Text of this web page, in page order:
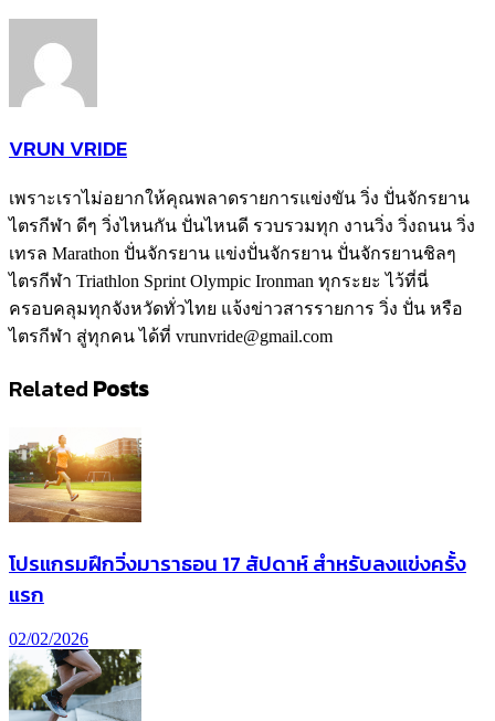
VRUN VRIDE
เพราะเราไม่อยากให้คุณพลาดรายการแข่งขัน วิ่ง ปั่นจักรยาน
ไตรกีฬา ดีๆ วิ่งไหนกัน ปั่นไหนดี รวบรวมทุก งานวิ่ง วิ่งถนน วิ่ง
เทรล Marathon ปั่นจักรยาน แข่งปั่นจักรยาน ปั่นจักรยานชิลๆ
ไตรกีฬา Triathlon Sprint Olympic Ironman ทุกระยะ ไว้ที่นี่
ครอบคลุมทุกจังหวัดทั่วไทย แจ้งข่าวสารรายการ วิ่ง ปั่น หรือ
ไตรกีฬา สู่ทุกคน ได้ที่ vrunvride@gmail.com
Related Posts
โปรแกรมฝึกวิ่งมาราธอน 17 สัปดาห์ สำหรับลงแข่งครั้ง
แรก
02/02/2026